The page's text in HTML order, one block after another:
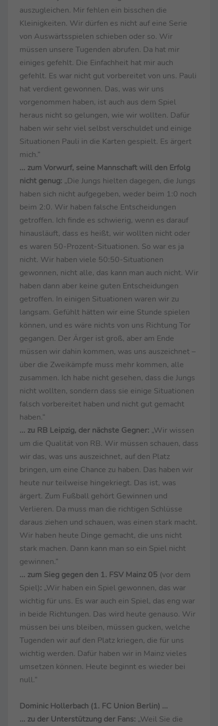
auszugleichen. Mir fehlen ein bisschen die
Kleinigkeiten. Wir dürfen es nicht auf eine Serie
von Auswärtsspielen schieben oder so. Wir
müssen unsere Tugenden abrufen. Da hat mir
einiges gefehlt. Die Einfachheit hat mir auch
gefehlt. Es war nicht gut vorbereitet von uns. Pauli
hat verdient gewonnen. Das, was wir uns
vorgenommen haben, ist auch aus dem Spiel
heraus nicht so gelungen, wie wir wollten. Dafür
haben wir sehr viel selbst verschuldet und einige
Situationen Pauli in die Karten gespielt. Es ärgert
mich.“
... zum Vorwurf, seine Mannschaft will den Erfolg
nicht genug: „Die Jungs hielten dagegen, die Jungs
haben sich nicht aufgegeben, weder beim 1:0 noch
beim 2:0. Wir haben falsche Entscheidungen
getroffen. Ich finde es schwierig, wenn es darauf
hinausläuft, dass es heißt, wir wollten nicht oder
es waren 50-Prozent-Situationen. So war es ja
nicht. Wir haben viele 50:50-Situationen
gewonnen, nicht alle, das kann man auch nicht. Wir
haben dann aber keine guten Entscheidungen
getroffen. In einigen Situationen waren wir zu
langsam. Gefühlt hätten wir eine Stunde spielen
können, und es wäre nichts von uns Richtung Tor
gegangen. Der Ärger ist groß, aber am Ende
müssen wir dahin kommen, was uns auszeichnet –
über die Zweikämpfe muss mehr kommen, alle
zusammen. Ich habe nicht gesehen, dass die Jungs
nicht wollten, sondern dass sie einige Situationen
falsch vorbereitet haben und nicht gut gemacht
haben.“
... zu RB Leipzig, der nächste Gegner: „Wir wissen
um die Qualität von RB. Wir müssen schauen, dass
wir das, was uns auszeichnet, auf den Platz
bringen, um eine Chance zu haben. Das haben wir
heute nur teilweise hingekriegt. Das ist, was
ärgert. Zum Fußball gehört Gewinnen und
Verlieren. Da muss man die richtigen Schlüsse
daraus ziehen und schauen, was einen stark macht.
Wir haben heute Dinge gemacht, die uns nicht
stark machen. Dann kann man so ein Spiel nicht
gewinnen.“
... zum Sieg gegen den 1. FSV Mainz 05 (vor dem
Spiel): „Wir haben ein Spiel gewonnen, das war
wichtig für uns. Es war auch ein Spiel, das eng war
in beide Richtungen. Das wird heute genauso. Wir
müssen bei uns bleiben, müssen gucken, welche
Tugenden wir auf den Platz kriegen, die für uns
wichtig werden. Dafür haben wir in Mainz vieles
umsetzen können. Heute beginnt es wieder bei
null.“
Dominic Hollerbach (1. FC Union Berlin) ...
... zu der Unterstützung der Fans: „Weil Sie die